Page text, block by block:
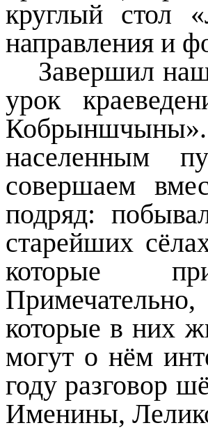
круглый стол
направления и
Завершил
урок
населенным
совершаем
подряд:
старейших
которые
которые в них
могут о нём
году разговор
Именины,